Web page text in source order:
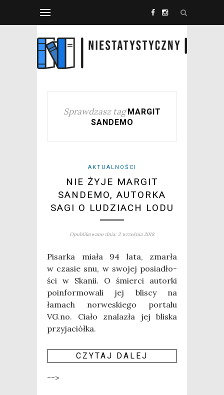
Sprawdzasz tag MARGIT
SANDEMO
AKTUALNOŚCI
NIE ŻYJE MARGIT
SANDEMO, AUTORKA
SAGI O LUDZIACH LODU
Opublikowano dnia: 2 września 2018
Pisar­ka mia­ła 94 lata, zmar­ła
w cza­sie snu, w swo­jej posia­dło­
ści w Ska­nii. O śmier­ci autor­ki
poin­for­mo­wa­li jej bli­scy na
łamach nor­we­skie­go por­ta­lu
VG.no. Cia­ło zna­la­zła jej bli­ska
przyjaciółka.
CZY­TAJ DALEJ
-->